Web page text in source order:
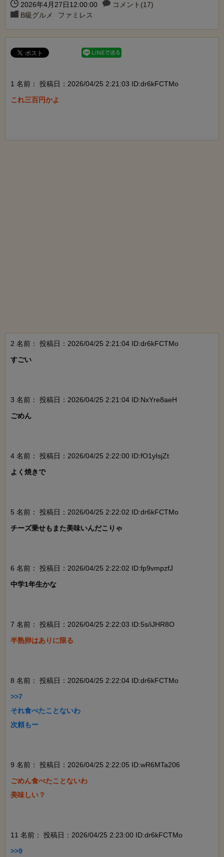
2026年4月27日12:00:00
コメント(17)
B級グルメ
ファミレス
1 名前：
投稿日：2026/04/25 2:21:03 ID:dr6kFCTMo
これ三百円かよ
2 名前：
投稿日：2026/04/25 2:21:04 ID:dr6kFCTMo
すごい
3 名前：
投稿日：2026/04/25 2:21:04 ID:NxYre8aeH
ごめん
4 名前：
投稿日：2026/04/25 2:22:00 ID:fO1yIsjZt
よく焼きで
5 名前：
投稿日：2026/04/25 2:22:02 ID:dr6kFCTMo
チーズ乗せもまた美味いんだこりゃ
6 名前：
投稿日：2026/04/25 2:22:02 ID:fp9vmpzfJ
中学1年生かな
7 名前：
投稿日：2026/04/25 2:22:03 ID:5s/iJHR8O
半熟卵はありに限る
8 名前：
投稿日：2026/04/25 2:22:04 ID:dr6kFCTMo
>>7
それ食べたことないわ
次頼もー
9 名前：
投稿日：2026/04/25 2:22:05 ID:wR6MTa206
ごめん食べたことないわ
美味しい？
11 名前：
投稿日：2026/04/25 2:23:00 ID:dr6kFCTMo
>>9